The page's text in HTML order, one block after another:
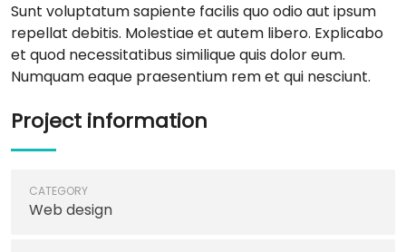
Sunt voluptatum sapiente facilis quo odio aut ipsum
repellat debitis. Molestiae et autem libero. Explicabo
et quod necessitatibus similique quis dolor eum.
Numquam eaque praesentium rem et qui nesciunt.
Project information
CATEGORY
Web design